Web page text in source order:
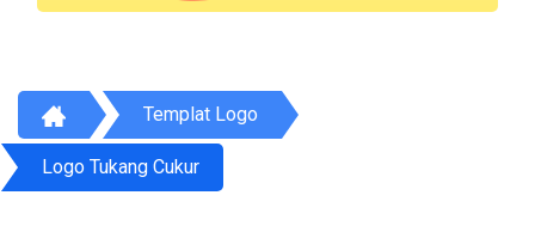
Templat Logo
Logo Tukang Cukur